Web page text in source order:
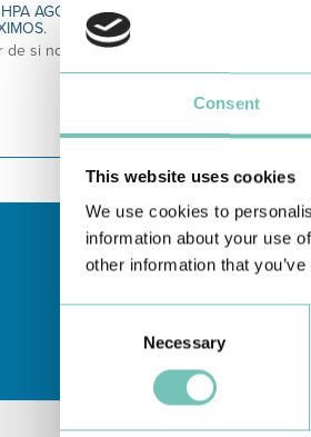
Consent
This website uses cookies
We use cookies to
information about your use
other information that
Necessary
AGORA É CUF: JUNTOS E CADA VEZ
de si no Algarve, Alentejo e Madeira